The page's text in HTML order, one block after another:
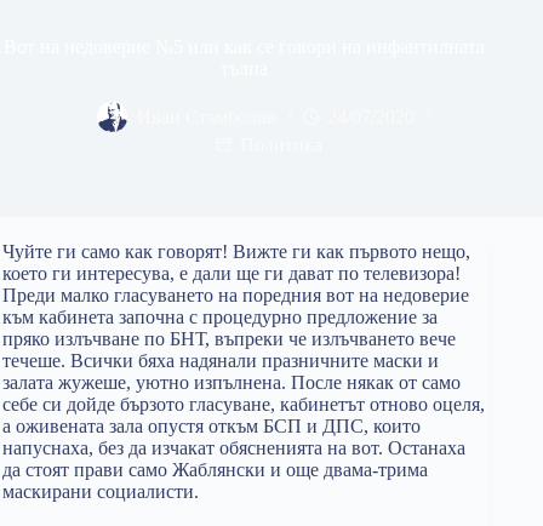
Чуйте ги само как говорят! Вижте ги как първото нещо,
което ги интересува, е дали ще ги дават по телевизора!
Преди малко гласуването на поредния вот на недоверие
към кабинета започна с процедурно предложение за
пряко излъчване по БНТ, въпреки че излъчването вече
течеше. Всички бяха надянали празничните маски и
залата жужеше, уютно изпълнена. После някак от само
себе си дойде бързото гласуване, кабинетът отново оцеля,
а оживената зала опустя откъм БСП и ДПС, които
напуснаха, без да изчакат обясненията на вот. Останаха
да стоят прави само Жаблянски и още двама-трима
маскирани социалисти.